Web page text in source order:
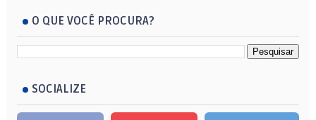
O QUE VOCÊ PROCURA?
SOCIALIZE